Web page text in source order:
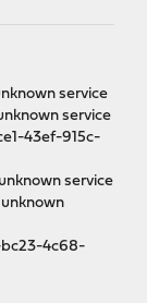
service
service
43ef-915c-
service
4c68-